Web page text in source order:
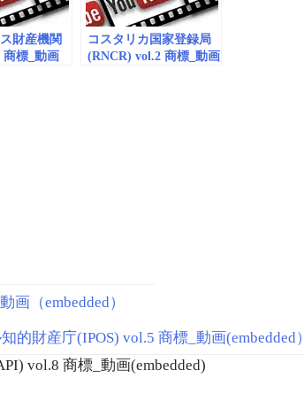
財産機関
標_動画
コスタリカ国家登録局
(RNCR) vol.2 商標_動画
（embedded）
的財産庁(IPOS) vol.5 商標_動画(embedded）
vol.8 商標_動画(embedded)